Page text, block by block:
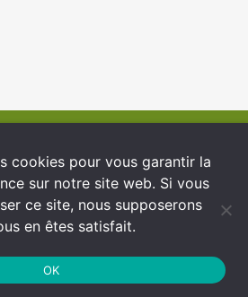
cookies pour vous garantir la
sur notre site web. Si vous
ce site, nous supposerons
en êtes satisfait.
OK
générales d’utilisation
des Données